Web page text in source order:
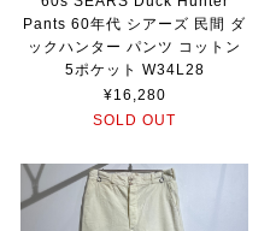
Pants 60年代 シアーズ 民間 ダ
ックハンター パンツ コットン
5ポケット W34L28
¥16,280
SOLD OUT